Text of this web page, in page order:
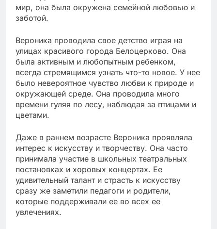
мир, она была окружена семейной любовью и
заботой.
Вероника проводила свое детство играя на
улицах красивого города Белоцерково. Она
была активным и любопытным ребенком,
всегда стремящимся узнать что-то новое. У нее
было невероятное чувство любви к природе и
окружающей среде. Она проводила много
времени гуляя по лесу, наблюдая за птицами и
цветами.
Даже в раннем возрасте Вероника проявляла
интерес к искусству и творчеству. Она часто
принимала участие в школьных театральных
постановках и хоровых концертах. Ее
удивительный талант и страсть к искусству
сразу же заметили педагоги и родители,
которые поддерживали ее во всех ее
увлечениях.